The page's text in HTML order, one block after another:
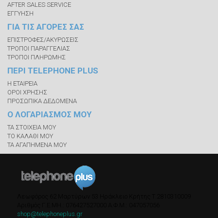
AFTER SALES SERVICE
ΕΓΓΥΗΣΗ
ΓΙΑ ΤΙΣ ΑΓΟΡΕΣ ΣΑΣ
ΕΠΙΣΤΡΟΦΕΣ/ΑΚΥΡΩΣΕΙΣ
ΤΡΟΠΟΙ ΠΑΡΑΓΓΕΛΙΑΣ
ΤΡΟΠΟΙ ΠΛΗΡΩΜΗΣ
ΠΕΡΙ TELEPHONE PLUS
Η ΕΤΑΙΡΕΙΑ
ΟΡΟΙ ΧΡΗΣΗΣ
ΠΡΟΣΩΠΙΚΑ ΔΕΔΟΜΕΝΑ
Ο ΛΟΓΑΡΙΑΣΜΟΣ ΜΟΥ
ΤΑ ΣΤΟΙΧΕΙΑ ΜΟΥ
ΤΟ ΚΑΛΑΘΙ ΜΟΥ
ΤΑ ΑΓΑΠΗΜΕΝΑ ΜΟΥ
shop@telephoneplus.gr